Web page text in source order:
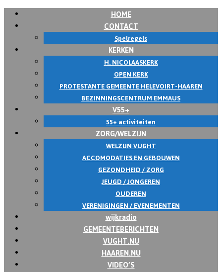
Skip
HOME
CONTACT
Spelregels
KERKEN
H. NICOLAASKERK
OPEN KERK
PROTESTANTE GEMEENTE HELEVOIRT-HAAREN
BEZINNINGSCENTRUM EMMAUS
V55+
55+ activiteiten
ZORG/WELZIJN
WELZIJN VUGHT
ACCOMODATIES EN GEBOUWEN
GEZONDHEID / ZORG
JEUGD / JONGEREN
OUDEREN
VERENIGINGEN / EVENEMENTEN
wijkradio
GEMEENTEBERICHTEN
VUGHT.NU
HAAREN.NU
VIDEO’S